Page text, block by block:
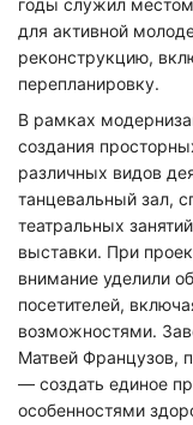
годы служил
для активной
реконструкцию,
перепланировку.
В рамках
создания
различных видов
танцевальный зал,
театральных
выставки. При
внимание уделили
посетителей,
возможностями.
Матвей Французов,
— создать единое
особенностями